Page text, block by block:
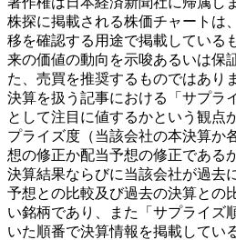
株探に掲載される株価チャートは
移を確認する用途で掲載している
来の価値の動向を示唆あるいは保
た、売買を推奨するものではあり
決算を扱う記事における「サプラ
として注目に値するかという観点
プライズ度（当該会社の本決算か
想の修正か配当予想の修正である
決算結果ならびに当該会社が過去
予想との比較及び過去の決算との
い銘柄であり、また「サプライズ
いた順番で決算情報を掲載してい